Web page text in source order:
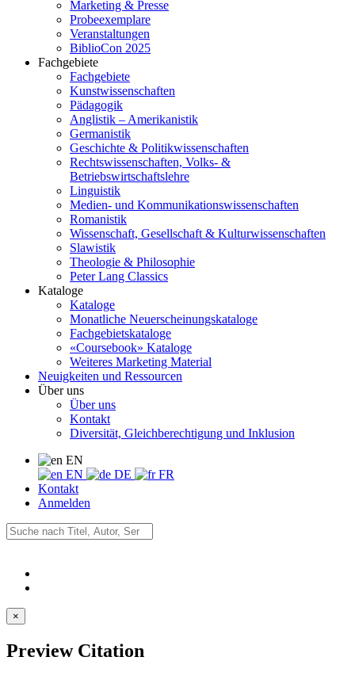
Marketing & Presse
Probeexemplare
Veranstaltungen
BiblioCon 2025
Fachgebiete
Fachgebiete
Kunstwissenschaften
Pädagogik
Anglistik – Amerikanistik
Germanistik
Geschichte & Politikwissenschaften
Rechtswissenschaften, Volks- &
Betriebswirtschaftslehre
Linguistik
Medien- und Kommunikationswissenschaften
Romanistik
Wissenschaft, Gesellschaft & Kulturwissenschaften
Slawistik
Theologie & Philosophie
Peter Lang Classics
Kataloge
Kataloge
Monatliche Neuerscheinungskataloge
Fachgebietskataloge
«Coursebook» Kataloge
Weiteres Marketing Material
Neuigkeiten und Ressourcen
Über uns
Über uns
Kontakt
Diversität, Gleichberechtigung und Inklusion
EN
EN
DE
FR
Kontakt
Anmelden
×
Preview Citation